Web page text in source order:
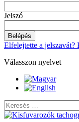
Jelszó
Belépés
Elfelejtette a jelszavát?
Válasszon nyelvet